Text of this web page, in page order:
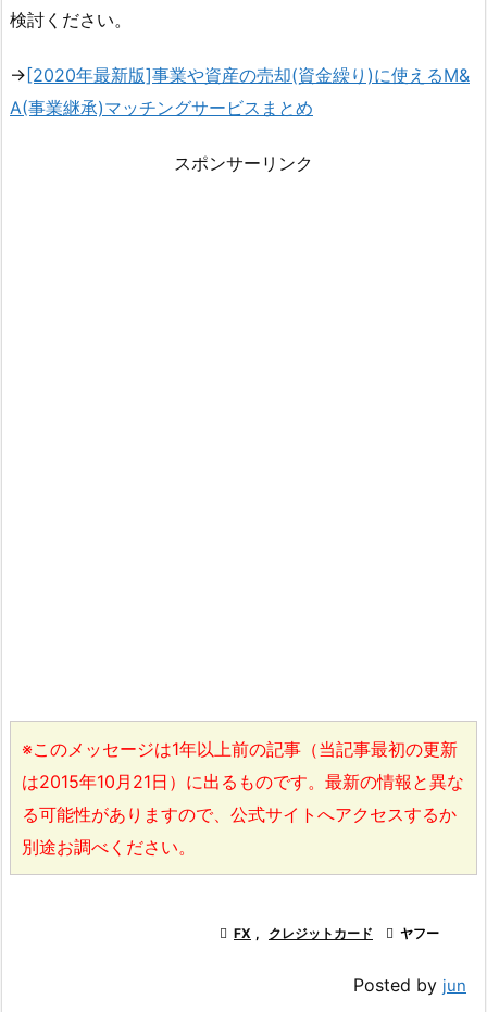
検討ください。
→[2020年最新版]事業や資産の売却(資金繰り)に使えるM&
A(事業継承)マッチングサービスまとめ
スポンサーリンク
※このメッセージは1年以上前の記事（当記事最初の更新
は2015年10月21日）に出るものです。最新の情報と異な
る可能性がありますので、公式サイトへアクセスするか
別途お調べください。
 FX , クレジットカード  ヤフー
Posted by jun